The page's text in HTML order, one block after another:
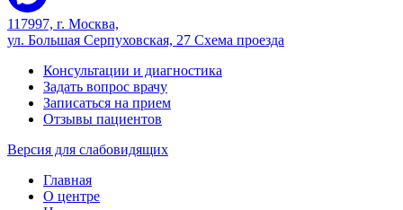
117997, г. Москва,
ул. Большая Серпуховская, 27 Схема проезда
Консультации и диагностика
Задать вопрос врачу
Записаться на прием
Отзывы пациентов
Версия для слабовидящих
Главная
О центре